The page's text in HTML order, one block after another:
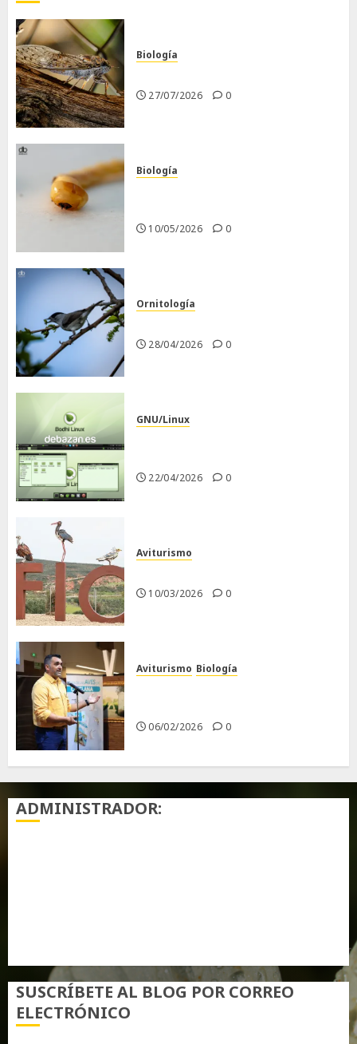
Biología
27/07/2026 0
Biología
10/05/2026 0
Ornitología
28/04/2026 0
GNU/Linux
22/04/2026 0
Aviturismo
10/03/2026 0
Aviturismo Biología
06/02/2026 0
ADMINISTRADOR:
SUSCRÍBETE AL BLOG POR CORREO
ELECTRÓNICO